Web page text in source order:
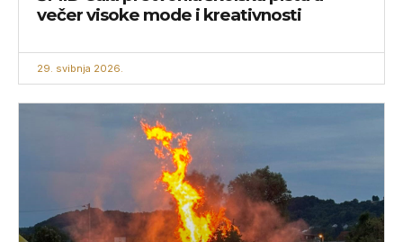
večer visoke mode i kreativnosti
29. svibnja 2026.